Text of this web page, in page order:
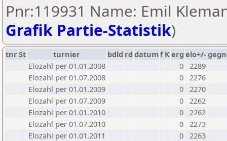
Pnr:119931 Name: Emil
Grafik Partie-Statistik)
tnrSt turnier bdld rd datumf Kerg elo+/-
Elozahl per 01.01.2008
0 2289
Elozahl per 01.07.2008
0 2276
Elozahl per 01.01.2009
0 2270
Elozahl per 01.07.2009
0 2262
Elozahl per 01.01.2010
0 2262
Elozahl per 01.07.2010
0 2273
Elozahl per 01.01.2011
0 2263